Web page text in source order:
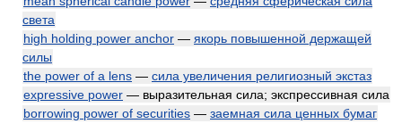
света
high holding power anchor — якорь повышенной держащей
силы
the power of a lens — сила увеличения религиозный экстаз
expressive power — выразительная сила; экспрессивная сила
borrowing power of securities — заемная сила ценных бумаг